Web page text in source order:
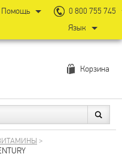
Корзина
>
Помощь
0 800 755 745
Язык